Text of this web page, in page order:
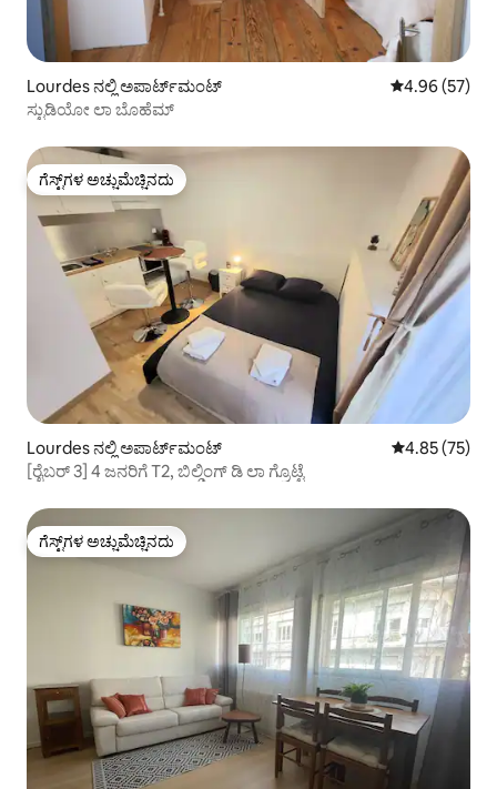
Lourdes ನಲ್ಲಿ ಅಪಾರ್ಟ್‌ಮಂಟ್ 5 ರಲ್ಲಿ 4.96
4.96 (57)
ಸ್ಟುಡಿಯೋ ಲಾ ಬೊಹೆಮ್
ಗೆಸ್ಟ್‌ಗಳ ಅಚ್ಚುಮೆಚ್ಚಿನದು
ಗೆಸ್ಟ್‌ಗಳ ಅಚ್ಚುಮೆಚ್ಚಿನದು
Lourdes ನಲ್ಲಿ ಅಪಾರ್ಟ್‌ಮಂಟ್ 5 ರಲ್ಲಿ 4.85
4.85 (75)
[ರೈಬರ್ 3] 4 ಜನರಿಗೆ T2, ಬಿಲ್ಡಿಂಗ್ ಡಿ ಲಾ ಗ್ರೊಟ್ಟೆ
ಗೆಸ್ಟ್‌ಗಳ ಅಚ್ಚುಮೆಚ್ಚಿನದು
ಗೆಸ್ಟ್‌ಗಳ ಅಚ್ಚುಮೆಚ್ಚಿನದು